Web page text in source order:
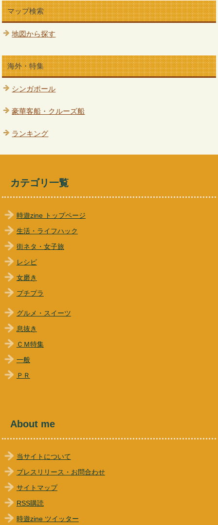
マップ検索
地図から探す
海外・特集
シンガポール
豪華客船・クルーズ船
ランキング
カテゴリ一覧
時遊zine トップページ
生活・ライフハック
街ネタ・女子旅
レシピ
女磨き
プチプラ
グルメ・スイーツ
息抜き
ＣＭ特集
一般
ＰＲ
About me
当サイトについて
プレスリリース・お問合わせ
サイトマップ
RSS購読
時遊zine ツイッター